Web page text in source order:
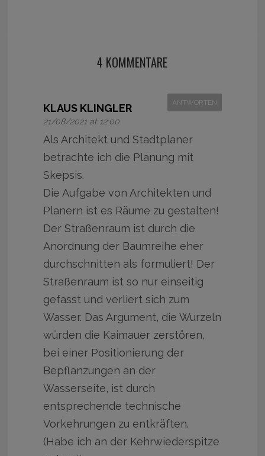
4 KOMMENTARE
KLAUS KLINGLER
21/08/2021 at 12:00
ANTWORTEN
Als Architekt und Stadtplaner
betrachte ich die Planung mit
Skepsis.
Die Aufgabe von Architekten und
Planern ist es Räume zu gestalten!
Der Straßenraum ist durch die
Anordnung der Baumreihe eher
durchschnitten als formuliert! Der
Straßenraum ist so nur einseitig
gefasst und verliert sich zum
Wasser. Das Argument, die Wurzeln
würden die Kaimauer zerstören,
bei einer Positionierung der
Bepflanzungen an der
Wasserseite, ist durch
entsprechende technische
Vorkehrungen zu entkräften.
(Habe ich an der Kehrwiederspitze